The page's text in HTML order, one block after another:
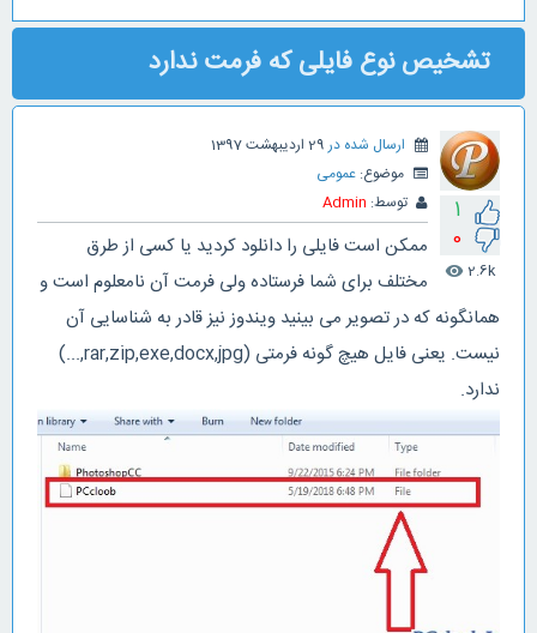
تشخیص نوع فایلی که فرمت ندارد
1
0
2.6k
visibility
ارسال شده در 29 اردیبهشت 1397
موضوع: عمومی
توسط: Admin
ممکن است فایلی را دانلود کردید یا کسی از طرق
مختلف برای شما فرستاده ولی فرمت آن نامعلوم است و
همانگونه که در تصویر می بینید ویندوز نیز قادر به شناسایی آن
نیست. یعنی فایل هیچ گونه فرمتی (rar,zip,exe,docx,jpg,...)
ندارد.